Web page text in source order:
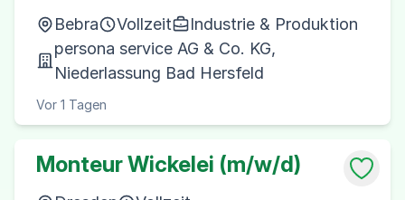
Bebra Vollzeit
Industrie & Produktion
persona service AG & Co. KG,
Niederlassung Bad Hersfeld
Vor 1 Tagen
Monteur Wickelei (m/w/d)